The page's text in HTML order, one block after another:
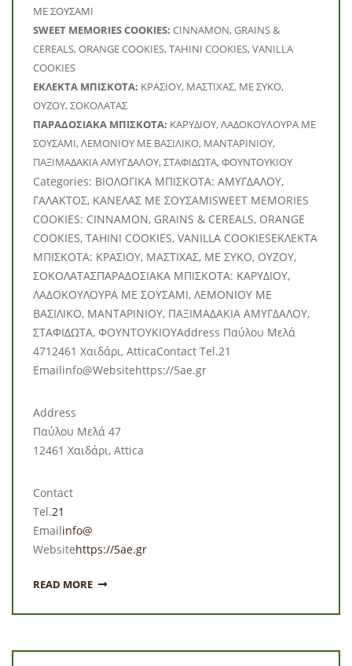
ΜΕ ΣΟΥΣΑΜΙ
SWEET MEMORIES COOKIES: CINNAMON, GRAINS &
CEREALS, ORANGE COOKIES, TAHINI COOKIES, VANILLA
COOKIES
ΕΚΛΕΚΤΑ ΜΠΙΣΚΟΤΑ: ΚΡΑΣΙΟΥ, ΜΑΣΤΙΧΑΣ, ΜΕ ΣΥΚΟ,
ΟΥΖΟΥ, ΣΟΚΟΛΑΤΑΣ
ΠΑΡΑΔΟΣΙΑΚΑ ΜΠΙΣΚΟΤΑ: ΚΑΡΥΔΙΟΥ, ΛΑΔΟΚΟΥΛΟΥΡΑ ΜΕ
ΣΟΥΣΑΜΙ, ΛΕΜΟΝΙΟΥ ΜΕ ΒΑΣΙΛΙΚΟ, ΜΑΝΤΑΡΙΝΙΟΥ,
ΠΑΞΙΜΑΔΑΚΙΑ ΑΜΥΓΔΑΛΟΥ, ΣΤΑΦΙΔΩΤΑ, ΦΟΥΝΤΟΥΚΙΟΥ
Categories: BΙΟΛΟΓΙΚΑ ΜΠΙΣΚΟΤΑ: ΑΜΥΓΔΑΛΟΥ,
ΓΑΛΑΚΤΟΣ, ΚΑΝΕΛΑΣ ΜΕ ΣΟΥΣΑΜΙSWEET MEMORIES
COOKIES: CINNAMON, GRAINS & CEREALS, ORANGE
COOKIES, TAHINI COOKIES, VANILLA COOKIESΕΚΛΕΚΤΑ
ΜΠΙΣΚΟΤΑ: ΚΡΑΣΙΟΥ, ΜΑΣΤΙΧΑΣ, ΜΕ ΣΥΚΟ, ΟΥΖΟΥ,
ΣΟΚΟΛΑΤΑΣΠΑΡΑΔΟΣΙΑΚΑ ΜΠΙΣΚΟΤΑ: ΚΑΡΥΔΙΟΥ,
ΛΑΔΟΚΟΥΛΟΥΡΑ ΜΕ ΣΟΥΣΑΜΙ, ΛΕΜΟΝΙΟΥ ΜΕ
ΒΑΣΙΛΙΚΟ, ΜΑΝΤΑΡΙΝΙΟΥ, ΠΑΞΙΜΑΔΑΚΙΑ ΑΜΥΓΔΑΛΟΥ,
ΣΤΑΦΙΔΩΤΑ, ΦΟΥΝΤΟΥΚΙΟΥAddress Παύλου Μελά
4712461 Χαιδάρι, AtticaContact Tel.21
Emailinfo@Websitehttps://5ae.gr
Address
Παύλου Μελά 47
12461 Χαιδάρι, Attica
Contact
Tel.21
Emailinfo@
Websitehttps://5ae.gr
READ MORE